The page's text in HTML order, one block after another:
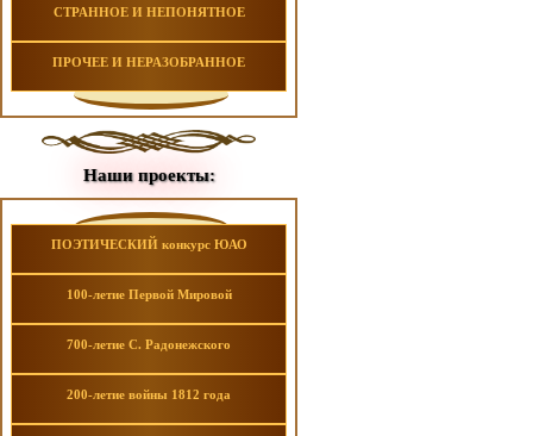
СТРАННОЕ И НЕПОНЯТНОЕ
ПРОЧЕЕ И НЕРАЗОБРАННОЕ
Наши проекты:
ПОЭТИЧЕСКИЙ конкурс ЮАО
100-летие Первой Мировой
700-летие С. Радонежского
200-летие войны 1812 года